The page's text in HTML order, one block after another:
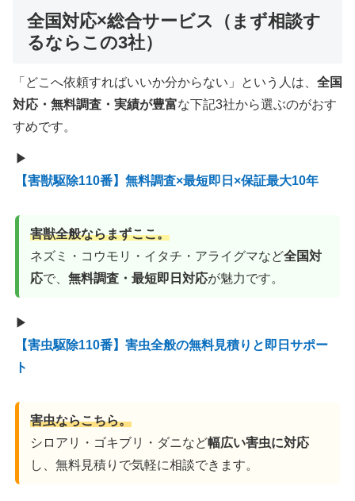
全国対応×総合サービス（まず相談す
るならこの3社）
「どこへ依頼すればいいか分からない」という人は、 全国
対応・無料調査・実績が豊富な下記3社から選ぶのがおす
すめです。
▶
【害獣駆除110番】無料調査×最短即日×保証最大10年
害獣全般ならまずここ。
ネズミ・コウモリ・イタチ・アライグマなど全国対
応で、無料調査・最短即日対応が魅力です。
▶
【害虫駆除110番】害虫全般の無料見積りと即日サポー
ト
害虫ならこちら。
シロアリ・ゴキブリ・ダニなど幅広い害虫に対応
し、無料見積りで気軽に相談できます。